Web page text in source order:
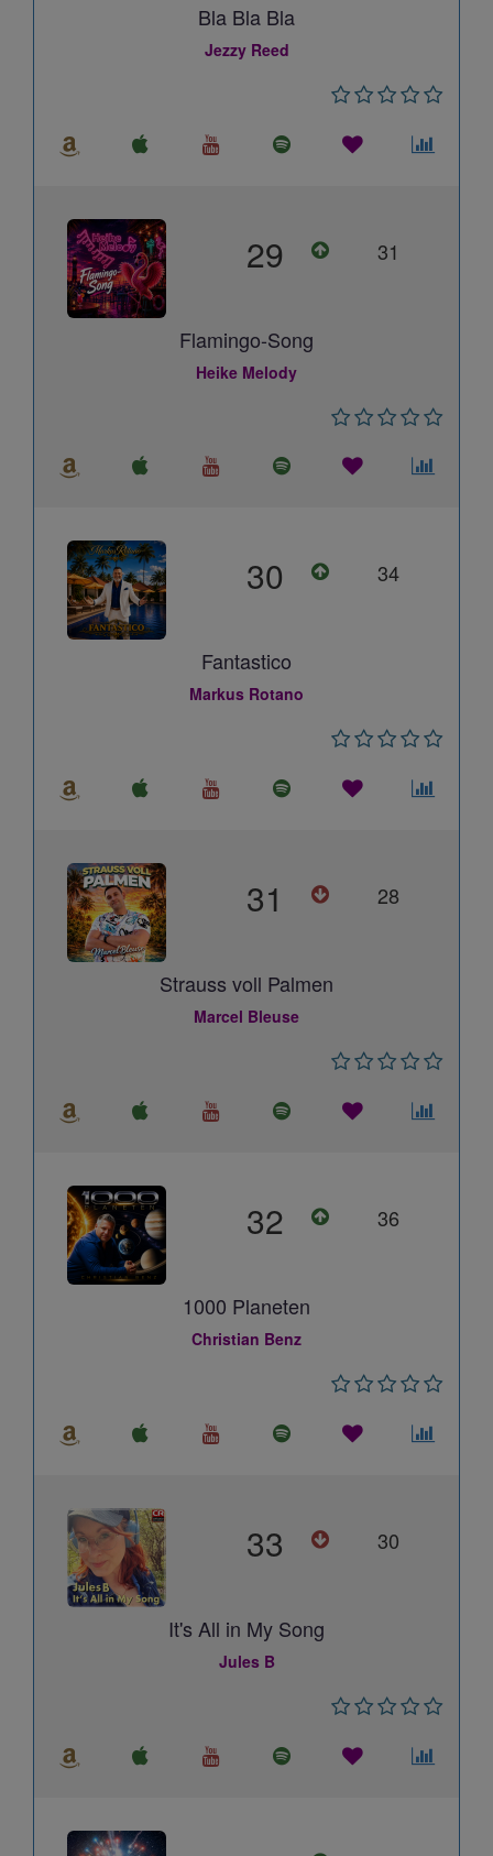
Bla Bla Bla
Jezzy Reed
29 31
Flamingo-Song
Heike Melody
30 34
Fantastico
Markus Rotano
31 28
Strauss voll Palmen
Marcel Bleuse
32 36
1000 Planeten
Christian Benz
33 30
It's All in My Song
Jules B